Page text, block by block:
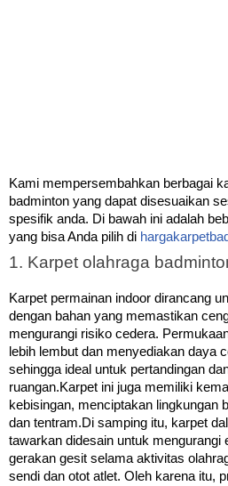
Kami mempersembahkan berbagai
badminton yang dapat disesuaikan
spesifik anda. Di bawah ini adalah
yang bisa Anda pilih di
1. Karpet olahraga
Karpet permainan indoor dirancang
dengan bahan yang memastikan
mengurangi risiko cedera.
lebih lembut dan menyediakan daya
sehingga ideal untuk pertandingan
ruangan.Karpet ini juga memiliki
kebisingan, menciptakan lingkungan
dan tentram.Di samping itu, karpet
tawarkan didesain untuk mengurangi
gerakan gesit selama aktivitas
sendi dan otot atlet. Oleh karena itu,